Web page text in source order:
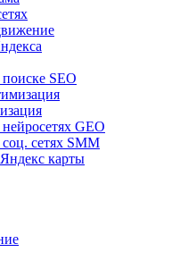
SEO
GEO
сетях SMM
карты